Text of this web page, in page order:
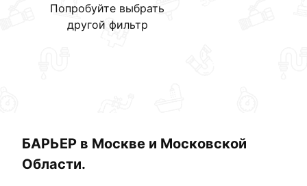
Попробуйте выбрать
другой фильтр
БАРЬЕР в Москве и Московской
Области.